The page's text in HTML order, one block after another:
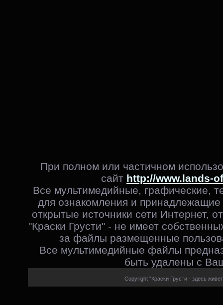
При полном или частичном
сайт http://www.lands-
Все мультимедийные, графические,
для ознакомления и принадлежащие
открытые источники сети Интернет,
"Краски Грусти" - не имеет
за файлы размещенные
Все мультимедийные файлы
быть удалены с
Copyright "Краски Грусти - здесь